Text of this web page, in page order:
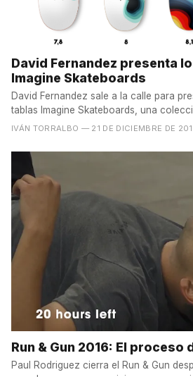
David Fernandez presenta
Imagine Skateboards
David Fernandez sale a la calle para
tablas Imagine Skateboards, una
IVÁN TORRALBO — 21 DE DICIEMBRE DE
Run & Gun 2016: El proceso
Paul Rodriguez cierra el Run & Gun